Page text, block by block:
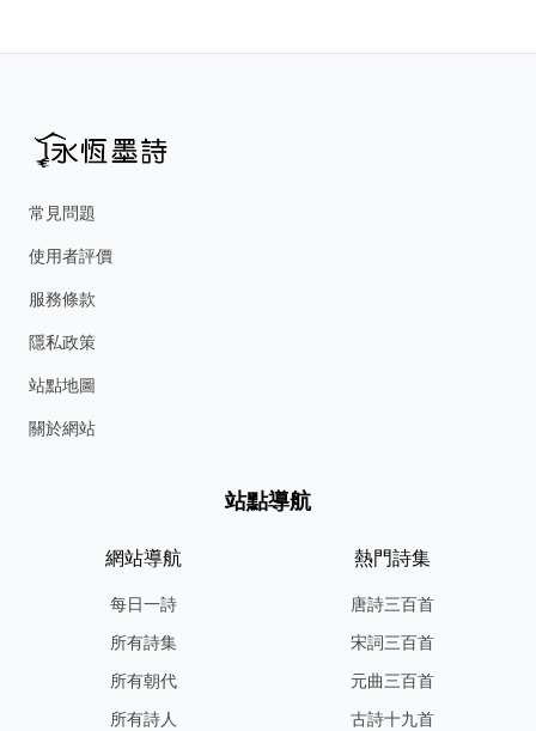
常見問題
使用者評價
服務條款
隱私政策
站點地圖
關於網站
站點導航
網站導航
每日一詩
所有詩集
所有朝代
所有詩人
熱門詩集
唐詩三百首
宋詞三百首
元曲三百首
古詩十九首